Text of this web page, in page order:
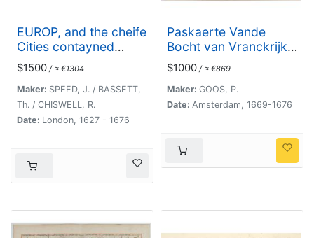
EUROP, and the cheife
Cities contayned
therin described. . .
$1500 / ≈ €1304
Maker: SPEED, J. / BASSETT,
Th. / CHISWELL, R.
Date: London, 1627 - 1676
Paskaerte Vande
Bocht van Vranckrijk
Biscajen en Galissen
$1000 / ≈ €869
Maker: GOOS, P.
Date: Amsterdam, 1669-1676